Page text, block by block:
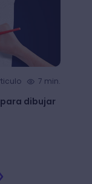
7 min.
dibujar